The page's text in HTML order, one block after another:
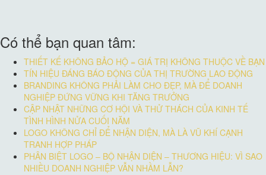
Có thể bạn quan tâm:
THIẾT KẾ KHÔNG BẢO HỘ = GIÁ TRỊ KHÔNG THUỘC VỀ BẠN
TÍN HIỆU ĐÁNG BÁO ĐỘNG CỦA THỊ TRƯỜNG LAO ĐỘNG
BRANDING KHÔNG PHẢI LÀM CHO ĐẸP, MÀ ĐỂ DOANH
NGHIỆP ĐỨNG VỮNG KHI TĂNG TRƯỞNG
CẬP NHẬT NHỮNG CƠ HỘI VÀ THỬ THÁCH CỦA KINH TẾ
TÌNH HÌNH NỬA CUỐI NĂM
LOGO KHÔNG CHỈ ĐỂ NHẬN DIỆN, MÀ LÀ VŨ KHÍ CẠNH
TRANH HỢP PHÁP
PHÂN BIỆT LOGO – BỘ NHẬN DIỆN – THƯƠNG HIỆU: VÌ SAO
NHIỀU DOANH NGHIỆP VẪN NHẦM LẪN?